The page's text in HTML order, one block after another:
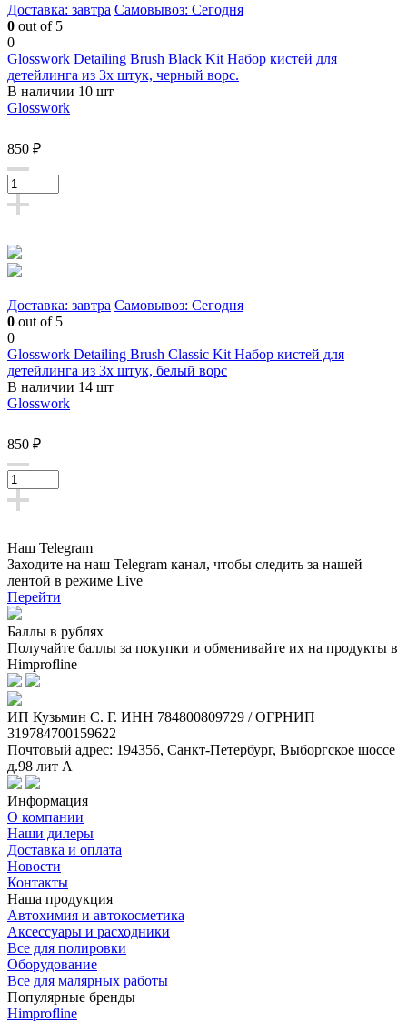
Доставка: завтра Самовывоз: Сегодня
0 out of 5
0
Glosswork Detailing Brush Black Kit Набор кистей для
детейлинга из 3х штук, черный ворс.
В наличии 10 шт
Glosswork
850 ₽
Доставка: завтра Самовывоз: Сегодня
0 out of 5
0
Glosswork Detailing Brush Classic Kit Набор кистей для
детейлинга из 3х штук, белый ворс
В наличии 14 шт
Glosswork
850 ₽
Наш Telegram
Заходите на наш Telegram канал, чтобы следить за нашей
лентой в режиме Live
Перейти
Баллы в рублях
Получайте баллы за покупки и обменивайте их на продукты в
Himprofline
ИП Кузьмин C. Г. ИНН 784800809729 / ОГРНИП
319784700159622
Почтовый адрес: 194356, Санкт-Петербург, Выборгское шоссе
д.98 лит А
Информация
О компании
Наши дилеры
Доставка и оплата
Новости
Контакты
Наша продукция
Автохимия и автокосметика
Аксессуары и расходники
Все для полировки
Оборудование
Все для малярных работы
Популярные бренды
Himprofline